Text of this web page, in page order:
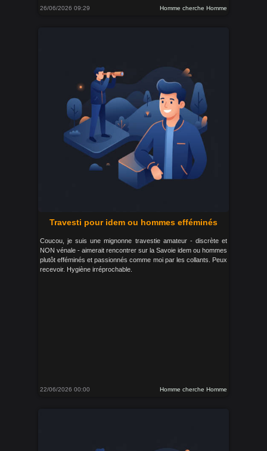
26/06/2026 09:29 Homme cherche Homme
Travesti pour idem ou hommes efféminés
Coucou, je suis une mignonne travestie amateur - discrète et
NON vénale - aimerait rencontrer sur la Savoie idem ou hommes
plutôt efféminés et passionnés comme moi par les collants. Peux
recevoir. Hygiène irréprochable.
22/06/2026 00:00 Homme cherche Homme